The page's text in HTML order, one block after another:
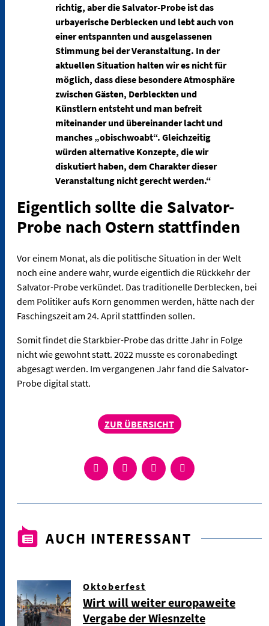
richtig, aber die Salvator-Probe ist das
urbayerische Derblecken und lebt auch von
einer entspannten und ausgelassenen
Stimmung bei der Veranstaltung. In der
aktuellen Situation halten wir es nicht für
möglich, dass diese besondere Atmosphäre
zwischen Gästen, Derbleckten und
Künstlern entsteht und man befreit
miteinander und übereinander lacht und
manches „obischwoabt“. Gleichzeitig
würden alternative Konzepte, die wir
diskutiert haben, dem Charakter dieser
Veranstaltung nicht gerecht werden.“
Eigentlich sollte die Salvator-
Probe nach Ostern stattfinden
Vor einem Monat, als die politische Situation in der Welt
noch eine andere wahr, wurde eigentlich die Rückkehr der
Salvator-Probe verkündet. Das traditionelle Derblecken, bei
dem Politiker aufs Korn genommen werden, hätte nach der
Faschingszeit am 24. April stattfinden sollen.
Somit findet die Starkbier-Probe das dritte Jahr in Folge
nicht wie gewohnt statt. 2022 musste es coronabedingt
abgesagt werden. Im vergangenen Jahr fand die Salvator-
Probe digital statt.
ZUR ÜBERSICHT
AUCH INTERESSANT
Oktoberfest
Wirt will weiter europaweite
Vergabe der Wiesnzelte